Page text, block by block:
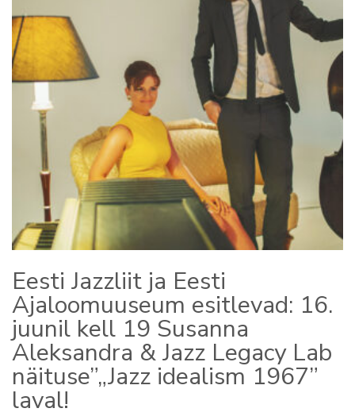
Eesti Jazzliit ja Eesti
Ajaloomuuseum esitlevad: 16.
juunil kell 19 Susanna
Aleksandra & Jazz Legacy Lab
näituse”„Jazz idealism 1967”
laval!